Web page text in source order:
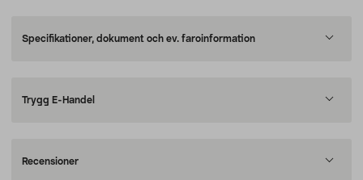
Specifikationer, dokument och ev. faroinformation
Trygg E-Handel
Recensioner